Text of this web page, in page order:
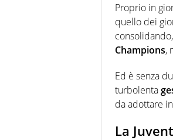
Proprio in
quello dei
Champions,
Ed è senza
turbolenta
da adottare
La